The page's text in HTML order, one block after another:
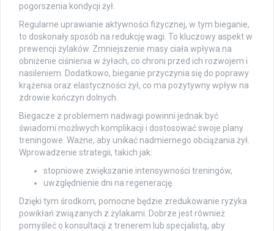
pogorszenia kondycji żył.
Regularne uprawianie aktywności fizycznej, w tym bieganie,
to doskonały sposób na redukcję wagi. To kluczowy aspekt w
prewencji żylaków. Zmniejszenie masy ciała wpływa na
obniżenie ciśnienia w żyłach, co chroni przed ich rozwojem i
nasileniem. Dodatkowo, bieganie przyczynia się do poprawy
krążenia oraz elastyczności żył, co ma pozytywny wpływ na
zdrowie kończyn dolnych.
Biegacze z problemem nadwagi powinni jednak być
świadomi możliwych komplikacji i dostosować swoje plany
treningowe. Ważne, aby unikać nadmiernego obciążania żył.
Wprowadzenie strategii, takich jak:
stopniowe zwiększanie intensywności treningów,
uwzględnienie dni na regenerację.
Dzięki tym środkom, pomocne będzie zredukowanie ryzyka
powikłań związanych z żylakami. Dobrze jest również
pomyśleć o konsultacji z trenerem lub specjalistą, aby